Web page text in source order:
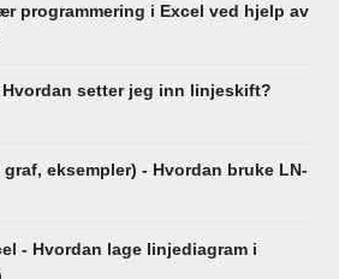
programmering i Excel ved hjelp av
setter jeg inn linjeskift?
eksempler) - Hvordan bruke LN-
- Hvordan lage linjediagram i